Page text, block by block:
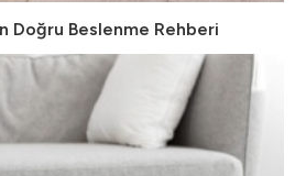
Doğru Beslenme Rehberi